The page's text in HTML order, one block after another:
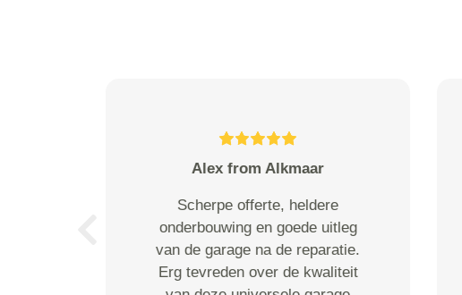
E.M. Hogenelst from
Zeer goede service